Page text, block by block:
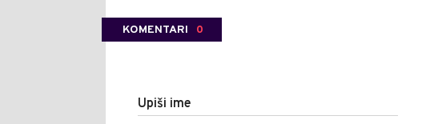
KOMENTARI 0
Upiši ime